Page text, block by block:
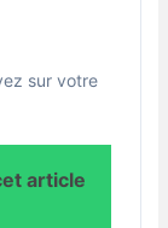
sur votre
article